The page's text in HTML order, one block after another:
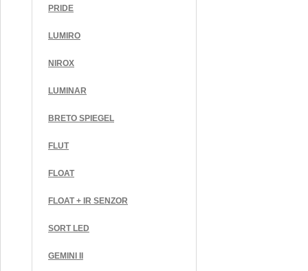
PRIDE
LUMIRO
NIROX
LUMINAR
BRETO SPIEGEL
FLUT
FLOAT
FLOAT + IR SENZOR
SORT LED
GEMINI II